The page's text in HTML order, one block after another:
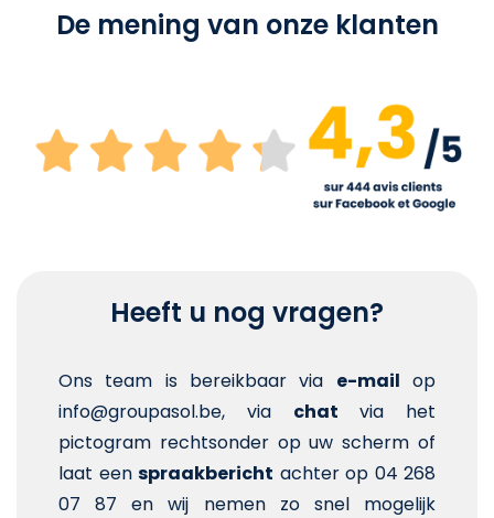
De mening van onze klanten
Heeft u nog vragen?
Ons team is bereikbaar via e-mail op
info@groupasol.be, via chat via het
pictogram rechtsonder op uw scherm of
laat een spraakbericht achter op 04 268
07 87 en wij nemen zo snel mogelijk